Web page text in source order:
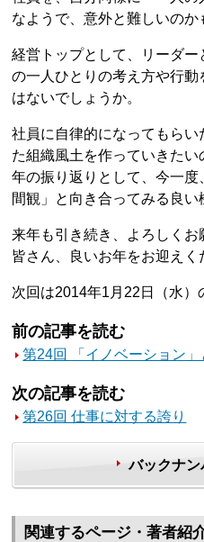
なようで、意外と難しいのか
経営トップとして、リーダ
の一人ひとりの考え方や行
はないでしょうか。
社員に自律的になってもら
た組織風土を作っていきた
年の振り返りとして、今一度
間観」と向き合ってみる良
来年も引き続き、よろしくお
皆さん、良いお年をお迎えく
次回は2014年1月22日（水）
前の記事を読む
第24回 「イノベーション
次の記事を読む
第26回 仕事に対する誇り
バックナン
関連するページ・著者紹